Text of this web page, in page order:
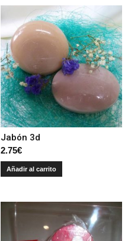
Jabón 3d
2.75€
Añadir al carrito